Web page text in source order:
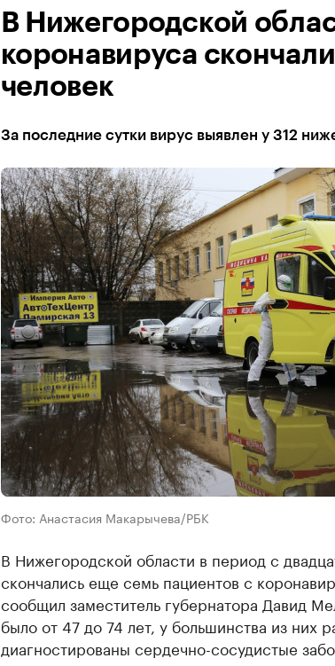
В Нижегородской
коронавируса
человек
За последние сутки вирус выявлен у 312
Фото: Анастасия Макарычева/РБК
В Нижегородской области в период с
скончались еще семь пациентов с
сообщил заместитель губернатора Давид
было от 47 до 74 лет, у большинства из них
диагностированы сердечно-сосудистые